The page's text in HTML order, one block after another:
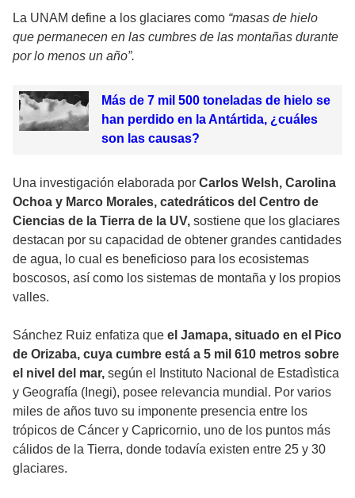
La UNAM define a los glaciares como “masas de hielo
que permanecen en las cumbres de las montañas durante
por lo menos un año”.
Más de 7 mil 500 toneladas de hielo se
han perdido en la Antártida, ¿cuáles
son las causas?
Una investigación elaborada por Carlos Welsh, Carolina
Ochoa y Marco Morales, catedráticos del Centro de
Ciencias de la Tierra de la UV, sostiene que los glaciares
destacan por su capacidad de obtener grandes cantidades
de agua, lo cual es beneficioso para los ecosistemas
boscosos, así como los sistemas de montaña y los propios
valles.
Sánchez Ruiz enfatiza que el Jamapa, situado en el Pico
de Orizaba, cuya cumbre está a 5 mil 610 metros sobre
el nivel del mar, según el Instituto Nacional de Estadìstica
y Geografía (Inegi), posee relevancia mundial. Por varios
miles de años tuvo su imponente presencia entre los
trópicos de Cáncer y Capricornio, uno de los puntos más
cálidos de la Tierra, donde todavía existen entre 25 y 30
glaciares.